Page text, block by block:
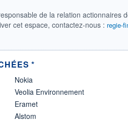
de la relation actionnaires
cet espace, contactez-nous : regie-
*
Nokia
Veolia Environnement
Eramet
Alstom